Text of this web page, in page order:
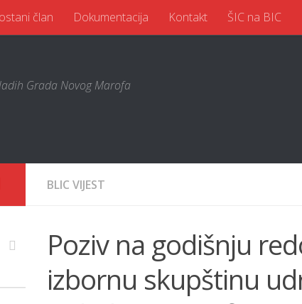
član Dokumentacija Kontakt ŠIC na BIC
Grada Novog Marofa
BLIC VIJEST
Poziv na godišnju
izbornu skupštinu